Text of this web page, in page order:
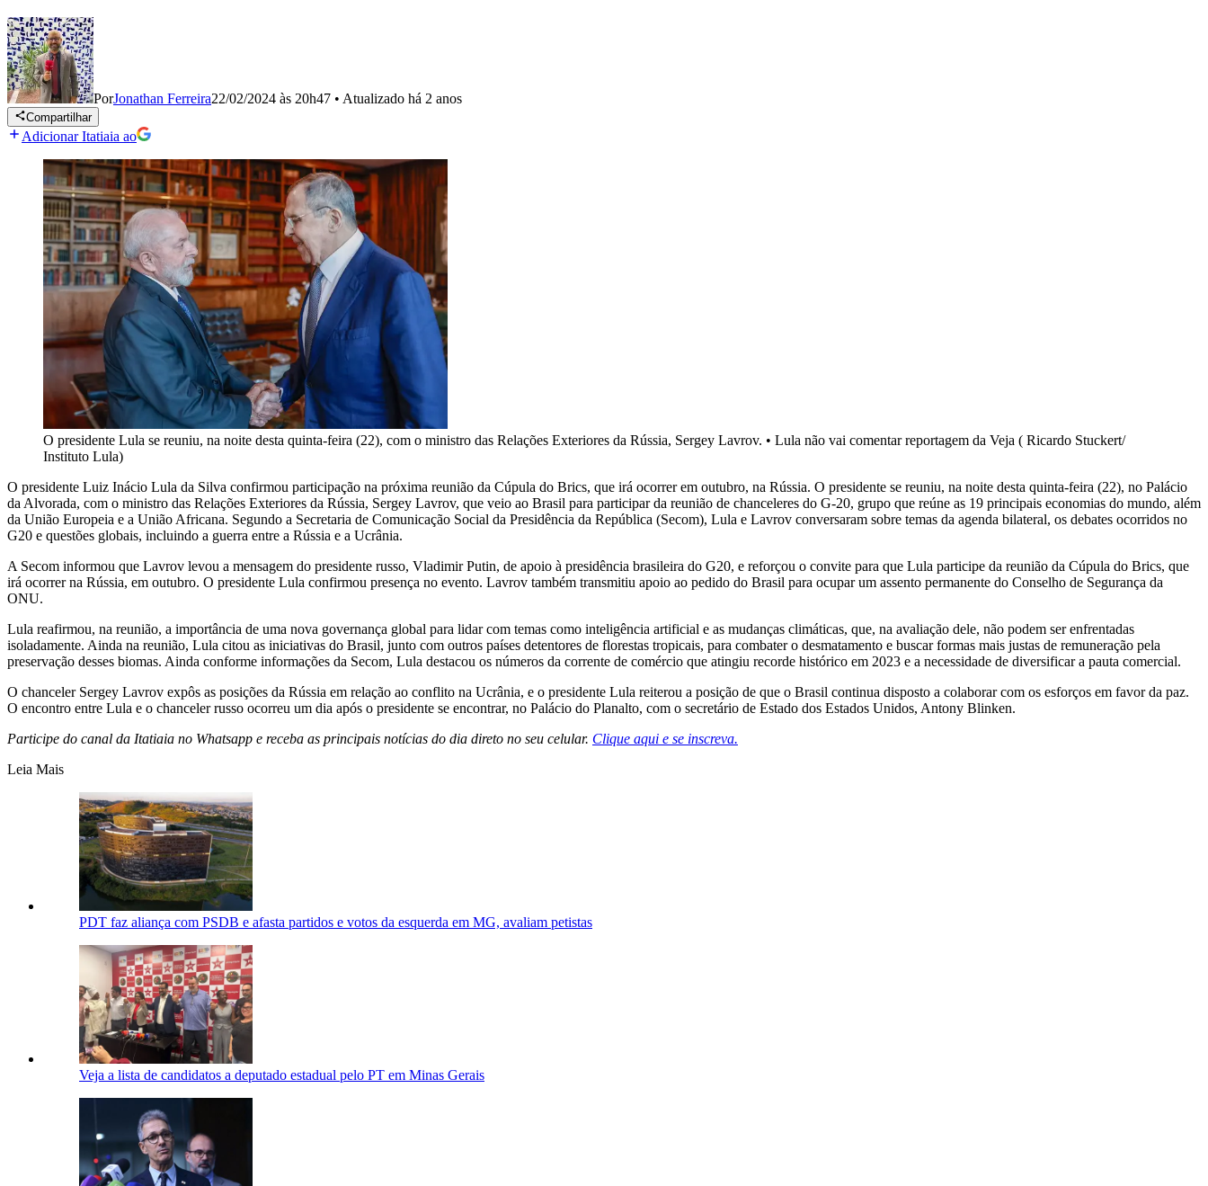
PorJonathan Ferreira22/02/2024 às 20h47 • Atualizado há 2 anos
Compartilhar
Adicionar Itatiaia ao
O presidente Lula se reuniu, na noite desta quinta-feira (22), com o ministro das Relações Exteriores da Rússia, Sergey Lavrov. • Lula não vai comentar reportagem da Veja ( Ricardo Stuckert/
Instituto Lula)
O presidente Luiz Inácio Lula da Silva confirmou participação na próxima reunião da Cúpula do Brics, que irá ocorrer em outubro, na Rússia. O presidente se reuniu, na noite desta quinta-feira (22), no Palácio
da Alvorada, com o ministro das Relações Exteriores da Rússia, Sergey Lavrov, que veio ao Brasil para participar da reunião de chanceleres do G-20, grupo que reúne as 19 principais economias do mundo, além
da União Europeia e a União Africana. Segundo a Secretaria de Comunicação Social da Presidência da República (Secom), Lula e Lavrov conversaram sobre temas da agenda bilateral, os debates ocorridos no
G20 e questões globais, incluindo a guerra entre a Rússia e a Ucrânia.
A Secom informou que Lavrov levou a mensagem do presidente russo, Vladimir Putin, de apoio à presidência brasileira do G20, e reforçou o convite para que Lula participe da reunião da Cúpula do Brics, que
irá ocorrer na Rússia, em outubro. O presidente Lula confirmou presença no evento. Lavrov também transmitiu apoio ao pedido do Brasil para ocupar um assento permanente do Conselho de Segurança da
ONU.
Lula reafirmou, na reunião, a importância de uma nova governança global para lidar com temas como inteligência artificial e as mudanças climáticas, que, na avaliação dele, não podem ser enfrentadas
isoladamente. Ainda na reunião, Lula citou as iniciativas do Brasil, junto com outros países detentores de florestas tropicais, para combater o desmatamento e buscar formas mais justas de remuneração pela
preservação desses biomas. Ainda conforme informações da Secom, Lula destacou os números da corrente de comércio que atingiu recorde histórico em 2023 e a necessidade de diversificar a pauta comercial.
O chanceler Sergey Lavrov expôs as posições da Rússia em relação ao conflito na Ucrânia, e o presidente Lula reiterou a posição de que o Brasil continua disposto a colaborar com os esforços em favor da paz.
O encontro entre Lula e o chanceler russo ocorreu um dia após o presidente se encontrar, no Palácio do Planalto, com o secretário de Estado dos Estados Unidos, Antony Blinken.
Participe do canal da Itatiaia no Whatsapp e receba as principais notícias do dia direto no seu celular. Clique aqui e se inscreva.
Leia Mais
PDT faz aliança com PSDB e afasta partidos e votos da esquerda em MG, avaliam petistas
Veja a lista de candidatos a deputado estadual pelo PT em Minas Gerais